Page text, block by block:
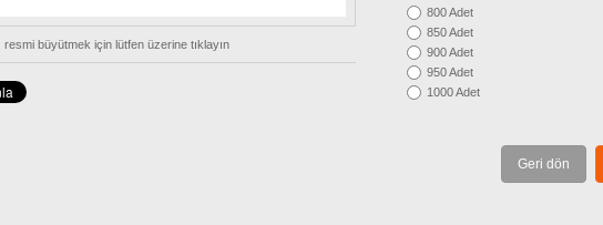
resmi büyütmek için lütfen üzerine tıklayın
800 Adet
850 Adet
900 Adet
950 Adet
1000 Adet
Geri dön